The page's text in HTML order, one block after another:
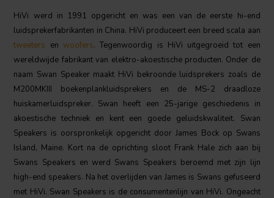
HiVi werd in 1991 opgericht en was een van de eerste hi-end
luidsprekerfabrikanten in China. HiVi produceert een breed scala aan
tweeters en woofers. Tegenwoordig is HiVi uitgegroeid tot een
wereldwijde fabrikant van elektro-akoestische producten. Onder de
naam Swan Speaker maakt HiVi bekroonde luidsprekers zoals de
M200MKIII boekenplankluidsprekers en de MS-2 draadloze
huiskamerluidspreker. Swan heeft een 25-jarige geschiedenis in
akoestische techniek en kent een goede geluidskwaliteit. Swan
Speakers is oorspronkelijk opgericht door James Bock op Swans
Island, Maine. Kort na de oprichting sloot Frank Hale zich aan bij
Swans Speakers en werd Swans Speakers beroemd met zijn lijn
high-end speakers. Na het overlijden van James is Swans gefuseerd
met HiVi. Swan Speakers is de consumentenlijn van HiVi. Ongeacht